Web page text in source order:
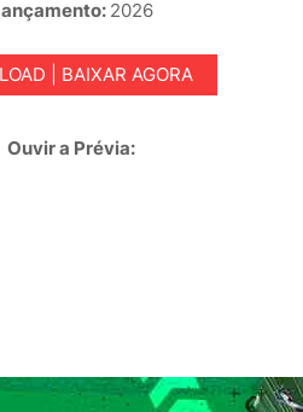
2026
| BAIXAR AGORA
Ouvir a Prévia: